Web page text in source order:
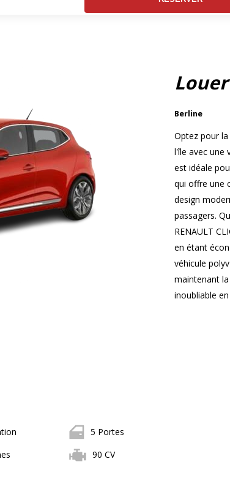
Berline
Optez pour
l'île avec une
est idéale
qui offre une
design
passagers.
RENAULT
en étant
véhicule
maintenant
inoubliable
5 Portes
90 CV